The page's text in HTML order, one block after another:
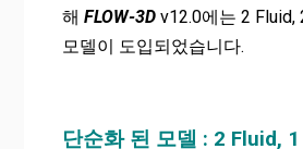
해 FLOW-3Dv12.0에는 2 Fluid,
모델이 도입되었습니다.
단순화 된 모델 : 2 Fluid, 1